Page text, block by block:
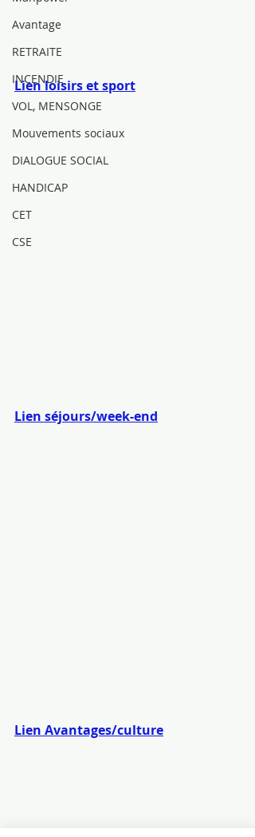
Avantage
RETRAITE
INCENDIE
VOL, MENSONGE
Mouvements sociaux
DIALOGUE SOCIAL
HANDICAP
CET
CSE
Lien loisirs et sport
Lien séjours/week-end
Lien Avantages/culture